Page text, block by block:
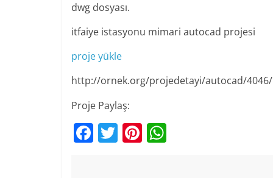
dwg dosyası.
itfaiye istasyonu mimari autocad projesi
proje yükle
http://ornek.org/projedetayi/autocad/4046/
Proje Paylaş:
F T Pi